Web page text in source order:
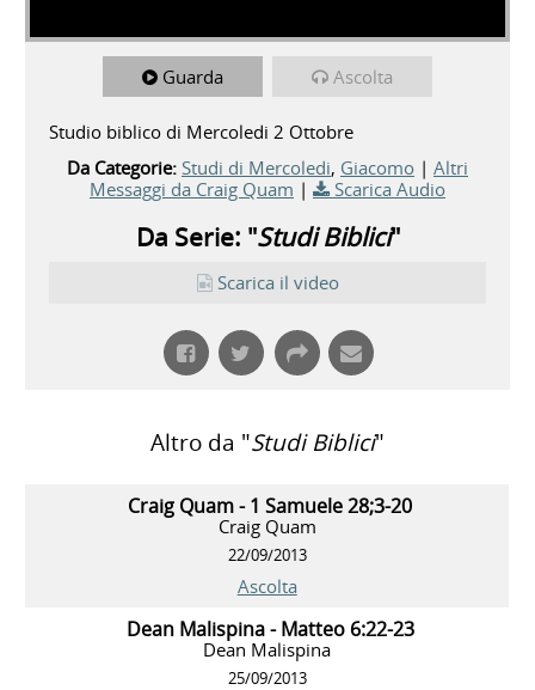
Guarda Ascolta
Studio biblico di Mercoledi 2 Ottobre
Da Categorie: Studi di Mercoledi, Giacomo | Altri
Messaggi da Craig Quam | Scarica Audio
Da Serie: "Studi Biblici"
Scarica il video
Altro da "Studi Biblici"
Craig Quam - 1 Samuele 28;3-20
Craig Quam
22/09/2013
Ascolta
Dean Malispina - Matteo 6:22-23
Dean Malispina
25/09/2013